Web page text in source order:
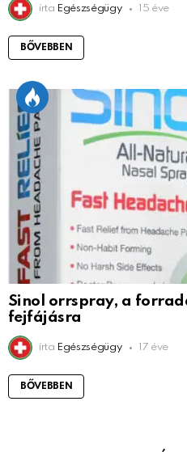
írta Egészségügy 15 éve
BŐVEBBEN
Sinol orrspray, a
fejfájásra
írta Egészségügy 17 éve
BŐVEBBEN